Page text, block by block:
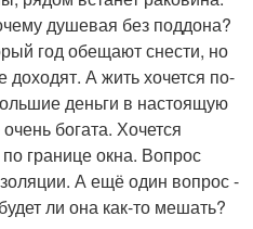
душевая без поддона?
год обещают снести, но
доходят. А жить хочется по-
деньги в настоящую
богата. Хочется
границе окна. Вопрос
А ещё один вопрос -
ли она как-то мешать?